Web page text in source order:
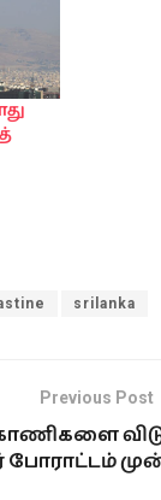
srilanka
Previous Post